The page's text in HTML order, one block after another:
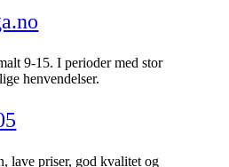
9-15. I perioder med stor
henvendelser.
lave priser, god kvalitet og